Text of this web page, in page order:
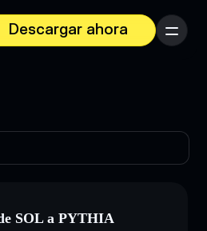
Descargar ahora
Menú
SOL a PYTHIA